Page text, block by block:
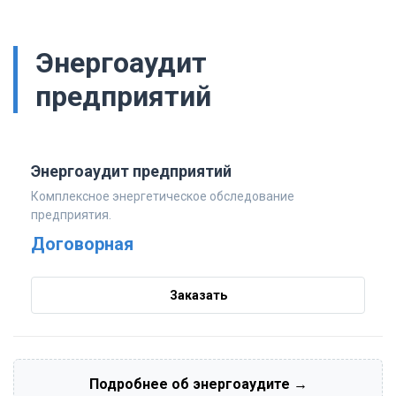
Энергоаудит
предприятий
Энергоаудит предприятий
Комплексное энергетическое обследование
предприятия.
Договорная
Заказать
Подробнее об энергоаудите →